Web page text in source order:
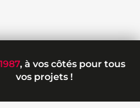
, à vos côtés pour tous
vos projets !